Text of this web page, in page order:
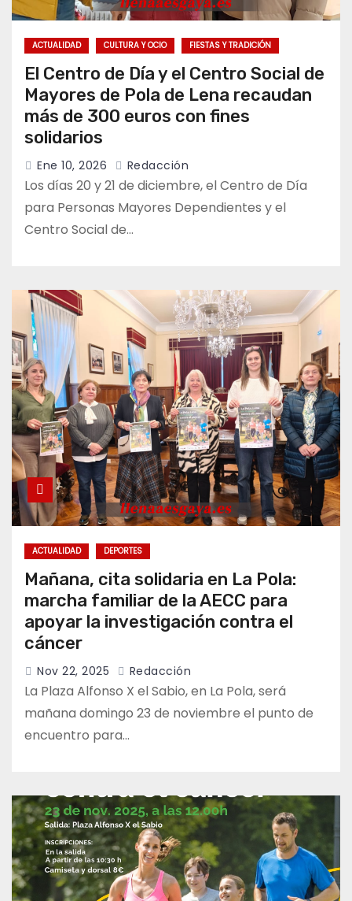
ACTUALIDAD CULTURA Y OCIO FIESTAS Y TRADICIÓN
El Centro de Día y el Centro Social de
Mayores de Pola de Lena recaudan
más de 300 euros con fines
solidarios
Ene 10, 2026 Redacción
Los días 20 y 21 de diciembre, el Centro de Día
para Personas Mayores Dependientes y el
Centro Social de…
ACTUALIDAD DEPORTES
Mañana, cita solidaria en La Pola:
marcha familiar de la AECC para
apoyar la investigación contra el
cáncer
Nov 22, 2025 Redacción
La Plaza Alfonso X el Sabio, en La Pola, será
mañana domingo 23 de noviembre el punto de
encuentro para…